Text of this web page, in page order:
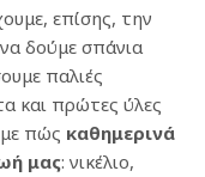
επίσης, την
δούμε σπάνια
παλιές
και πρώτες ύλες
πώς καθημερινά
μας: νικέλιο,